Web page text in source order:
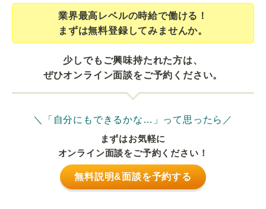
業界最⾼レベルの時給で働ける！
まずは無料登録してみませんか。
少しでもご興味持たれた方は、
ぜひオンライン面談をご予約ください。
＼「自分にもできるかな…」って思ったら／
まずはお気軽に
オンライン面談をご予約ください！
無料説明&面談を予約する